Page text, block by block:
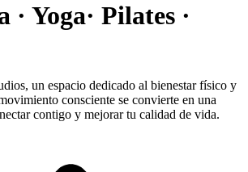
Yoga· Pilates ·
un espacio dedicado al bienestar físico y
consciente se convierte en una
contigo y mejorar tu calidad de vida.